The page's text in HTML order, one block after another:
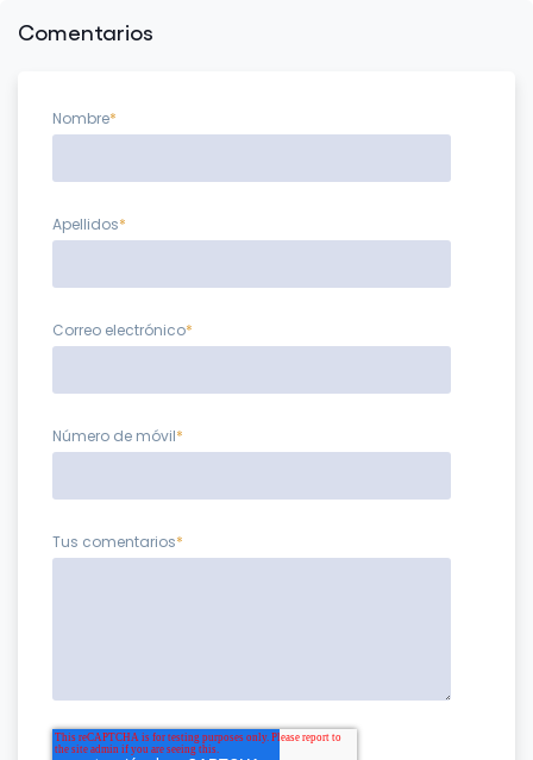
Comentarios
Nombre*
Apellidos*
Correo electrónico*
Número de móvil*
Tus comentarios*